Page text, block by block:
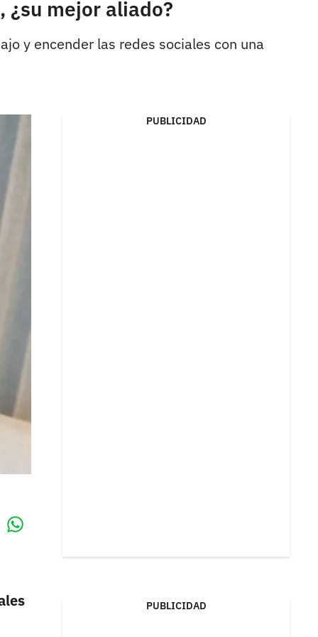
¿su mejor aliado?
y encender las redes sociales con una
PUBLICIDAD
PUBLICIDAD